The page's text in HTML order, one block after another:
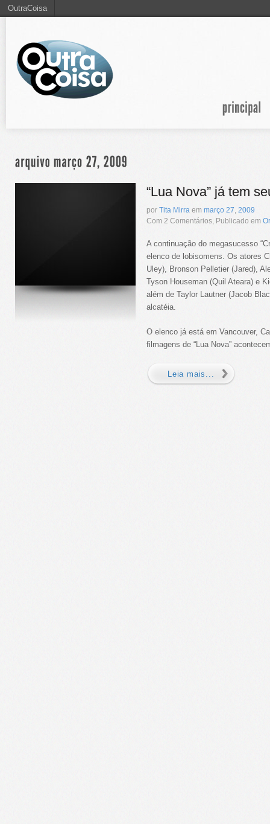
“Lua Nova” já tem
por Tita Mirra em março 27, 2009
Com 2 Comentários, Publicado em
A continuação do megasucesso
elenco de lobisomens. Os atores
Uley), Bronson Pelletier (Jared),
Tyson Houseman (Quil Ateara) e
além de Taylor Lautner (Jacob
alcatéia.
O elenco já está em Vancouver,
filmagens de “Lua Nova”
Leia mais...
OutraCoisa